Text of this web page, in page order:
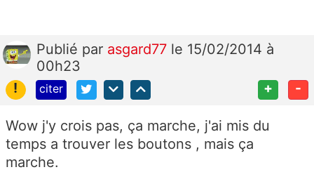
Publié par asgard77 le 15/02/2014 à
00h23
!
citer + -
Wow j'y crois pas, ça marche, j'ai mis du
temps a trouver les boutons , mais ça
marche.